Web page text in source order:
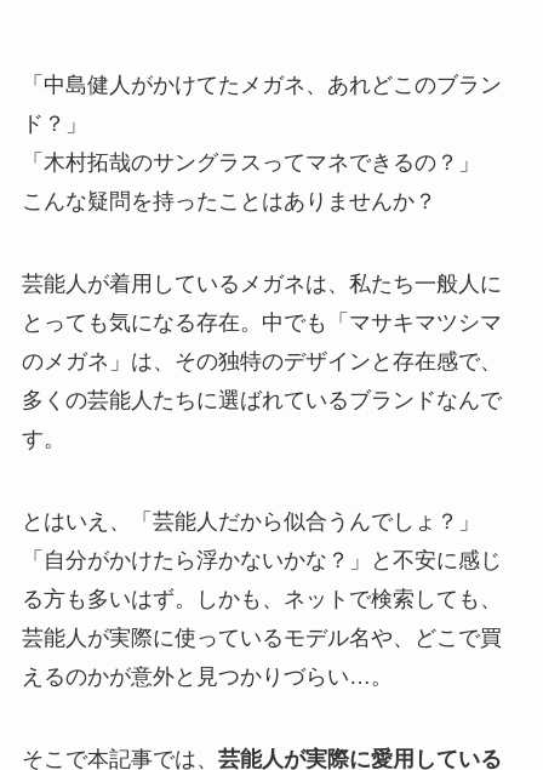
「中島健人がかけてたメガネ、あれどこのブラン
ド？」
「木村拓哉のサングラスってマネできるの？」
こんな疑問を持ったことはありませんか？
芸能人が着用しているメガネは、私たち一般人に
とっても気になる存在。中でも「マサキマツシマ
のメガネ」は、その独特のデザインと存在感で、
多くの芸能人たちに選ばれているブランドなんで
す。
とはいえ、「芸能人だから似合うんでしょ？」
「自分がかけたら浮かないかな？」と不安に感じ
る方も多いはず。しかも、ネットで検索しても、
芸能人が実際に使っているモデル名や、どこで買
えるのかが意外と見つかりづらい…。
そこで本記事では、 芸能人が実際に愛用している